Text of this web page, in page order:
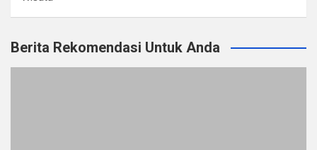
Berita Rekomendasi Untuk Anda